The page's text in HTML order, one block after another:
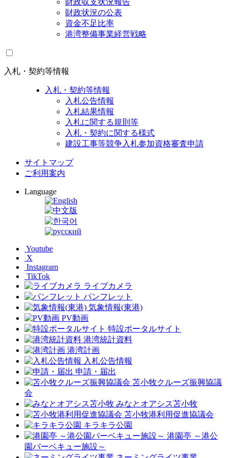
財政収支状況報告
財政状況の公表
資金不足比率
港湾整備事業経営戦略
入札・契約等情報
入札・契約等情報
入札公告情報
入札結果情報
入札に関する規則等
入札・契約に関する様式
建設工事等競争入札参加資格審査申請
サイトマップ
ご利用案内
Language
Youtube
X
Instagram
TikTok
ライブカメラ
パンフレット
気象情報(東港)
PV動画
特設ポータルサイト
港湾統計資料
港湾計画
入札公告情報
申請・届出
苫小牧クルーズ振興協議
会
みなとオアシス苫小牧
苫小牧港利用促進協議会
キラキラ公園
港園亭 ～港公
園バーベキュー施設～